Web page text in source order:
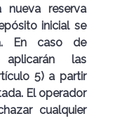
nueva reserva
inicial se
En caso de
las
5) a partir
El operador
cualquier